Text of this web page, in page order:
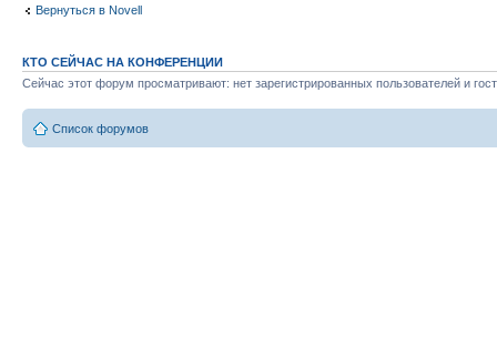
Вернуться в Novell
КТО СЕЙЧАС НА КОНФЕРЕНЦИИ
Сейчас этот форум просматривают: нет зарегистрированных пользователей и
Список форумов